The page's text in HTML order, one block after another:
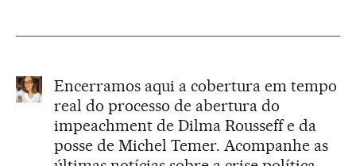
Encerramos aqui a cobertura em tempo
real do processo de abertura do
impeachment de Dilma Rousseff e da
posse de Michel Temer. Acompanhe as